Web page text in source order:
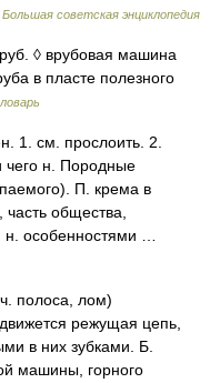
Большая советская энциклопедия
◊ врубовая машина
в пласте полезного
см. прослоить. 2.
чего н. Породные
П. крема в
общества,
н. особенностями …
полоса, лом)
режущая цепь,
в них зубками. Б.
машины, горного